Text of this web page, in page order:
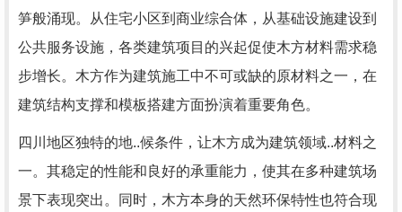
笋般涌现。从住宅小区到商业综合体，从基础设施建设到
公共服务设施，各类建筑项目的兴起促使木方材料需求稳
步增长。木方作为建筑施工中不可或缺的原材料之一，在
建筑结构支撑和模板搭建方面扮演着重要角色。
四川地区独特的地..候条件，让木方成为建筑领域..材料之
一。其稳定的性能和良好的承重能力，使其在多种建筑场
景下表现突出。同时，木方本身的天然环保特性也符合现